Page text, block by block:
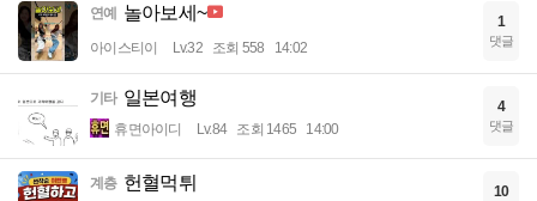
연예 놀아보세~
아이스티이 Lv.32 조회 558 14:02
1
댓글
기타 일본여행
휴면아이디 Lv.84 조회 1465 14:00
4
댓글
계층 헌혈먹튀 10